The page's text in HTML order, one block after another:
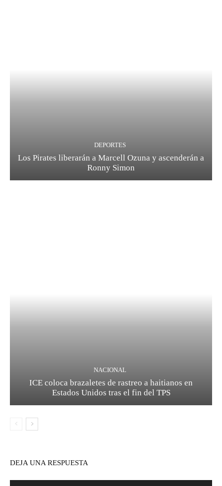
DEPORTES
Los Pirates liberarán a Marcell Ozuna y ascenderán a
Ronny Simon
NACIONAL
ICE coloca brazaletes de rastreo a haitianos en
Estados Unidos tras el fin del TPS
DEJA UNA RESPUESTA